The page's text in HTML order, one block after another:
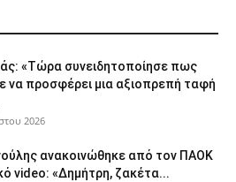
«Τώρα συνειδητοποίησε πως
να προσφέρει μια αξιοπρεπή ταφή
2026
ανακοινώθηκε από τον ΠΑΟΚ
video: «Δημήτρη, ζακέτα...